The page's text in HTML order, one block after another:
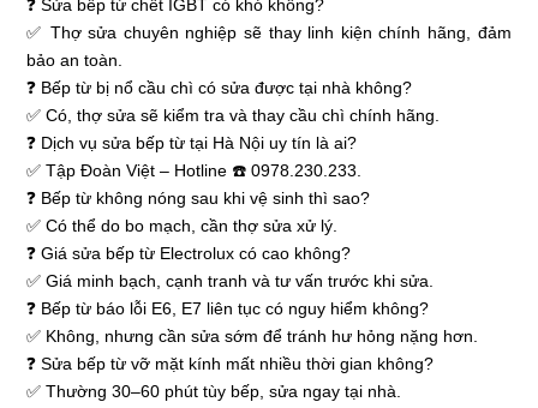
❓ Sửa bếp từ chết IGBT có khó không?
✅ Thợ sửa chuyên nghiệp sẽ thay linh kiện chính hãng, đảm
bảo an toàn.
❓ Bếp từ bị nổ cầu chì có sửa được tại nhà không?
✅ Có, thợ sửa sẽ kiểm tra và thay cầu chì chính hãng.
❓ Dịch vụ sửa bếp từ tại Hà Nội uy tín là ai?
✅ Tập Đoàn Việt – Hotline ☎️ 0978.230.233.
❓ Bếp từ không nóng sau khi vệ sinh thì sao?
✅ Có thể do bo mạch, cần thợ sửa xử lý.
❓ Giá sửa bếp từ Electrolux có cao không?
✅ Giá minh bạch, cạnh tranh và tư vấn trước khi sửa.
❓ Bếp từ báo lỗi E6, E7 liên tục có nguy hiểm không?
✅ Không, nhưng cần sửa sớm để tránh hư hỏng nặng hơn.
❓ Sửa bếp từ vỡ mặt kính mất nhiều thời gian không?
✅ Thường 30–60 phút tùy bếp, sửa ngay tại nhà.